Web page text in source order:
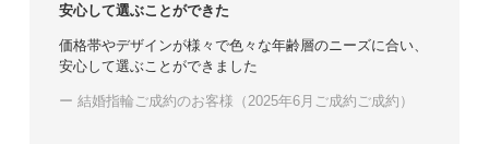
安心して選ぶことができた
価格帯やデザインが様々で色々な年齢層のニーズに合い、
安心して選ぶことができました
ー 結婚指輪ご成約のお客様（2025年6月ご成約ご成約）